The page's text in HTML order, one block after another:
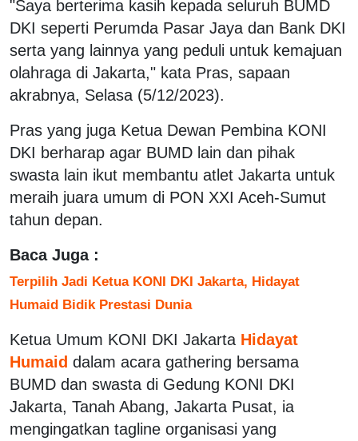
"Saya berterima kasih kepada seluruh BUMD
DKI seperti Perumda Pasar Jaya dan Bank DKI
serta yang lainnya yang peduli untuk kemajuan
olahraga di Jakarta," kata Pras, sapaan
akrabnya, Selasa (5/12/2023).
Pras yang juga Ketua Dewan Pembina KONI
DKI berharap agar BUMD lain dan pihak
swasta lain ikut membantu atlet Jakarta untuk
meraih juara umum di PON XXI Aceh-Sumut
tahun depan.
Baca Juga :
Terpilih Jadi Ketua KONI DKI Jakarta, Hidayat
Humaid Bidik Prestasi Dunia
Ketua Umum KONI DKI Jakarta Hidayat
Humaid dalam acara gathering bersama
BUMD dan swasta di Gedung KONI DKI
Jakarta, Tanah Abang, Jakarta Pusat, ia
mengingatkan tagline organisasi yang